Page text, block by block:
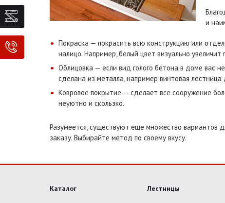
и
Покраска — покрасить всю конструкцию или
налицо. Например, белый цвет визуально
Облицовка — если вид голого бетона в доме вас
сделана из металла, например винтовая
Ковровое покрытие — сделает все сооружение
неуютно и скользко.
Разумеется, существуют еще множество вариантов
заказу. Выбирайте метод по своему вкусу.
Каталог Лестницы